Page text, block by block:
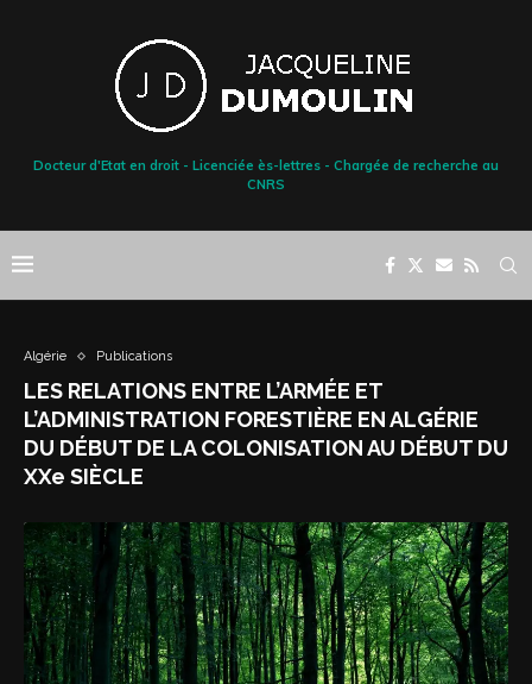
Docteur d'Etat en droit - Licenciée ès-lettres - Chargée de recherche au
CNRS
Algérie Publications
LES RELATIONS ENTRE L’ARMÉE ET
L’ADMINISTRATION FORESTIÈRE EN ALGÉRIE
DU DÉBUT DE LA COLONISATION AU DÉBUT DU
XXe SIÈCLE